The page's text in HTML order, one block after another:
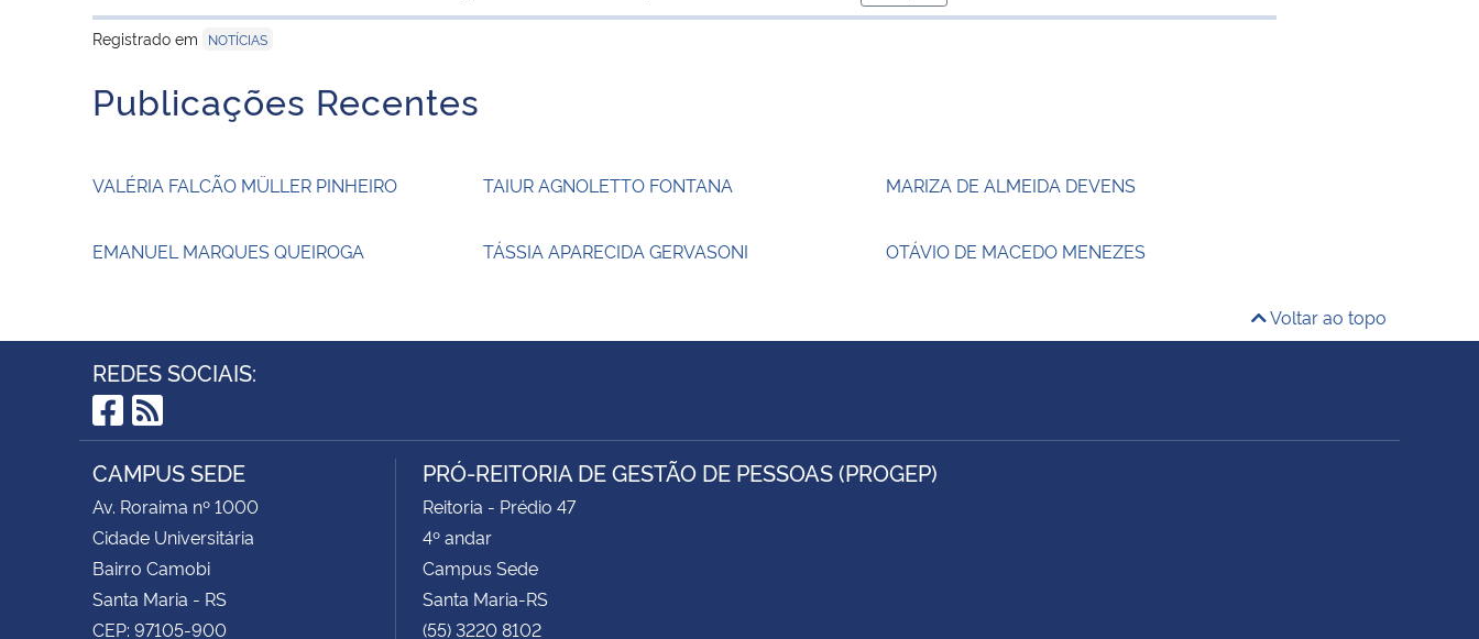
para área de transferência
Registrado em
NOTÍCIAS
Publicações Recentes
VALÉRIA FALCÃO MÜLLER PINHEIRO TAIUR AGNOLETTO FONTANA MARIZA DE ALMEIDA DEVENS
EMANUEL MARQUES QUEIROGA TÁSSIA APARECIDA GERVASONI OTÁVIO DE MACEDO MENEZES
Voltar ao topo
REDES SOCIAIS:
Facebook
RSS
CAMPUS SEDE
Av. Roraima nº 1000
Cidade Universitária
Bairro Camobi
Santa Maria - RS
CEP: 97105-900
PRÓ-REITORIA DE GESTÃO DE PESSOAS (PROGEP)
Reitoria - Prédio 47
4º andar
Campus Sede
Santa Maria-RS
(55) 3220 8102